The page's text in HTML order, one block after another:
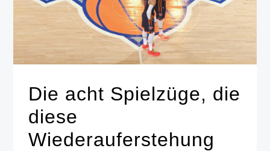
Die acht Spielzüge, die
diese
Wiederauferstehung